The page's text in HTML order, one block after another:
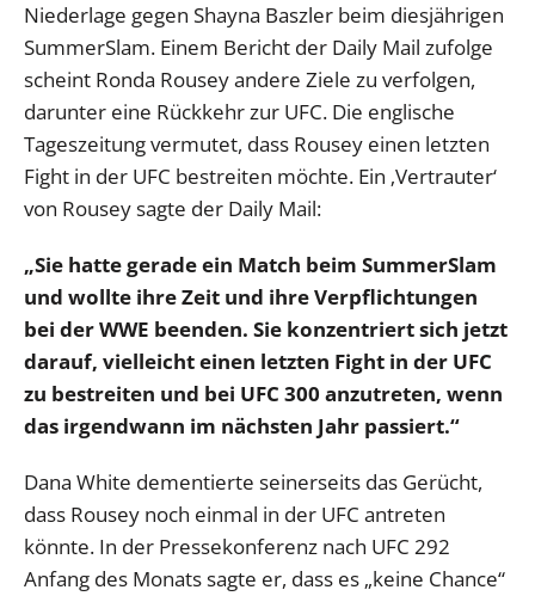
Niederlage gegen Shayna Baszler beim diesjährigen
SummerSlam. Einem Bericht der Daily Mail zufolge
scheint Ronda Rousey andere Ziele zu verfolgen,
darunter eine Rückkehr zur UFC. Die englische
Tageszeitung vermutet, dass Rousey einen letzten
Fight in der UFC bestreiten möchte. Ein ‚Vertrauter‘
von Rousey sagte der Daily Mail:
„Sie hatte gerade ein Match beim SummerSlam
und wollte ihre Zeit und ihre Verpflichtungen
bei der WWE beenden. Sie konzentriert sich jetzt
darauf, vielleicht einen letzten Fight in der UFC
zu bestreiten und bei UFC 300 anzutreten, wenn
das irgendwann im nächsten Jahr passiert.“
Dana White dementierte seinerseits das Gerücht,
dass Rousey noch einmal in der UFC antreten
könnte. In der Pressekonferenz nach UFC 292
Anfang des Monats sagte er, dass es „keine Chance“